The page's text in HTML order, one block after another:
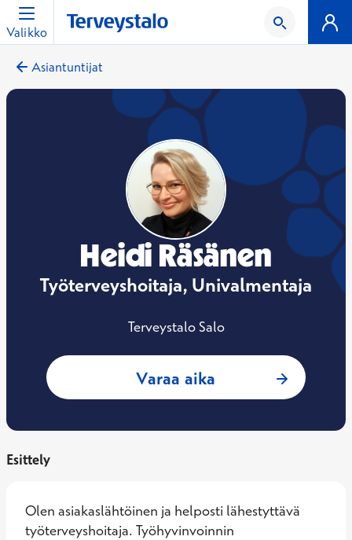
Valikko
Asiantuntijat
Heidi Räsänen
Työterveyshoitaja, Univalmentaja
Terveystalo Salo
Varaa aika : Heidi Räsänen,
Esittely
Olen asiakaslähtöinen ja helposti lähestyttävä
työterveyshoitaja. Työhyvinvoinnin